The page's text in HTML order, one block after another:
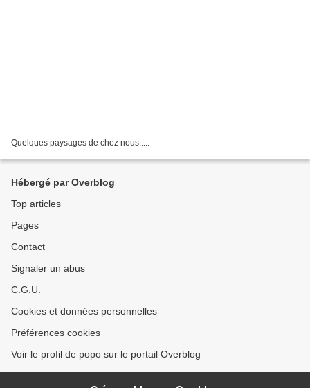
Quelques paysages de chez nous.....
Hébergé par Overblog
Top articles
Pages
Contact
Signaler un abus
C.G.U.
Cookies et données personnelles
Préférences cookies
Voir le profil de popo sur le portail Overblog